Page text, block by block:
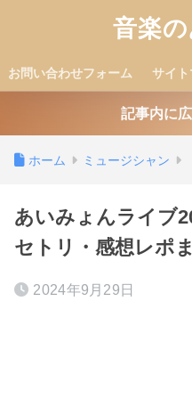
音楽
お問い合わせフォーム サイ
記事内に
ホーム ミュージシャン
あいみょんライブ
セトリ・感想レポ
2024年9月29日